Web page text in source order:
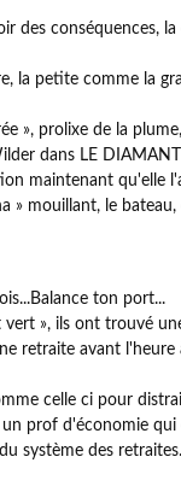
des conséquences, la
la petite comme la
», prolixe de la
dans LE
maintenant qu'elle
» mouillant, le
ton port...
», ils ont trouvé
retraite avant
celle ci pour
prof d'économie qui
système des